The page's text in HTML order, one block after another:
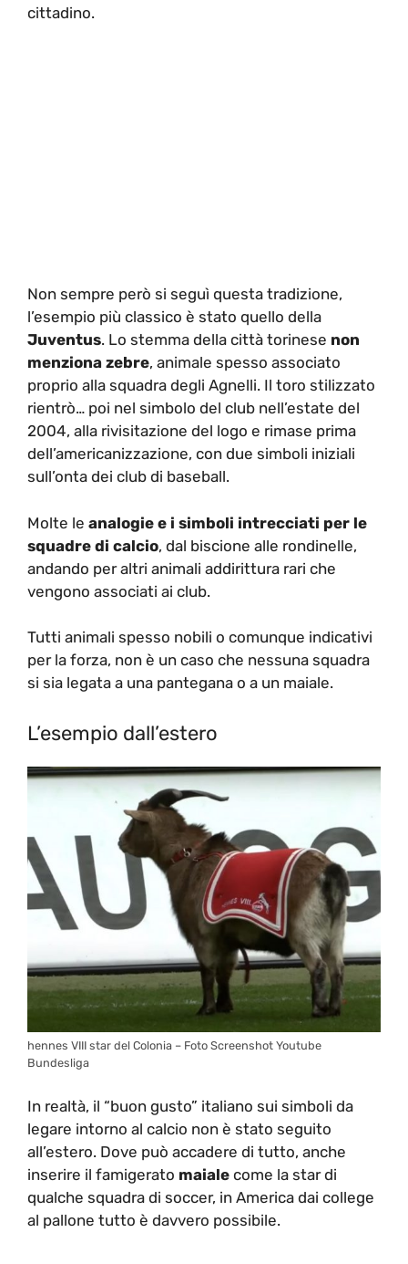
cittadino.
Non sempre però si seguì questa tradizione,
l’esempio più classico è stato quello della
Juventus. Lo stemma della città torinese non
menziona zebre, animale spesso associato
proprio alla squadra degli Agnelli. Il toro stilizzato
rientrò… poi nel simbolo del club nell’estate del
2004, alla rivisitazione del logo e rimase prima
dell’americanizzazione, con due simboli iniziali
sull’onta dei club di baseball.
Molte le analogie e i simboli intrecciati per le
squadre di calcio, dal biscione alle rondinelle,
andando per altri animali addirittura rari che
vengono associati ai club.
Tutti animali spesso nobili o comunque indicativi
per la forza, non è un caso che nessuna squadra
si sia legata a una pantegana o a un maiale.
L’esempio dall’estero
hennes VIII star del Colonia – Foto Screenshot Youtube
Bundesliga
In realtà, il “buon gusto” italiano sui simboli da
legare intorno al calcio non è stato seguito
all’estero. Dove può accadere di tutto, anche
inserire il famigerato maiale come la star di
qualche squadra di soccer, in America dai college
al pallone tutto è davvero possibile.